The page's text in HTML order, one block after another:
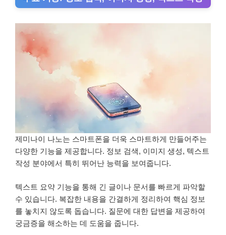
제미나이 나노는 스마트폰을 더욱 스마트하게 만들어주는
다양한 기능을 제공합니다. 정보 검색, 이미지 생성, 텍스트
작성 분야에서 특히 뛰어난 능력을 보여줍니다.
텍스트 요약 기능을 통해 긴 글이나 문서를 빠르게 파악할
수 있습니다. 복잡한 내용을 간결하게 정리하여 핵심 정보
를 놓치지 않도록 돕습니다. 질문에 대한 답변을 제공하여
궁금증을 해소하는 데 도움을 줍니다.